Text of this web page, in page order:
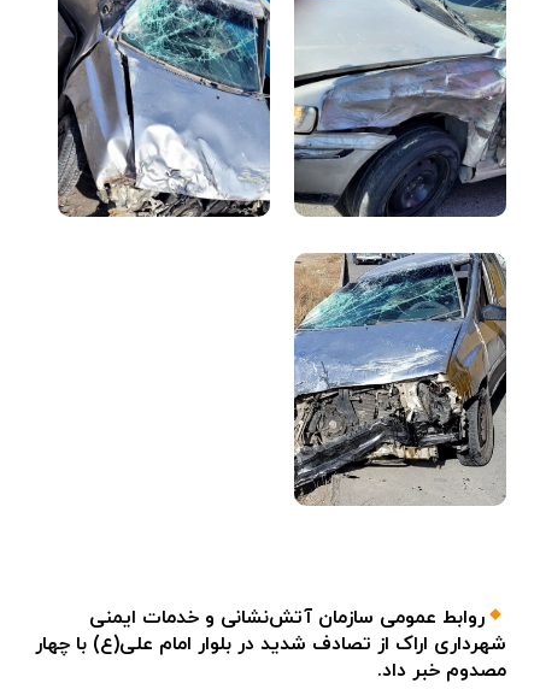
روابط عمومی سازمان آتش‌نشانی و خدمات ایمنی
شهرداری اراک از تصادف شدید در بلوار امام علی(ع) با چهار
مصدوم خبر داد.